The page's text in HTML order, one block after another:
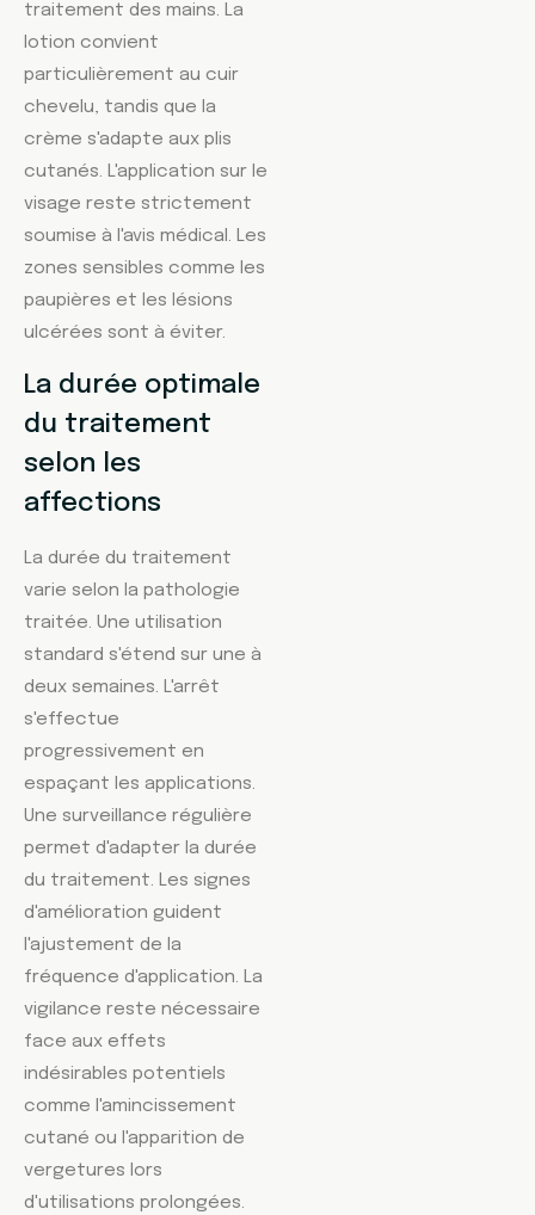
traitement des mains. La
lotion convient
particulièrement au cuir
chevelu, tandis que la
crème s'adapte aux plis
cutanés. L'application sur le
visage reste strictement
soumise à l'avis médical. Les
zones sensibles comme les
paupières et les lésions
ulcérées sont à éviter.
La durée optimale
du traitement
selon les
affections
La durée du traitement
varie selon la pathologie
traitée. Une utilisation
standard s'étend sur une à
deux semaines. L'arrêt
s'effectue
progressivement en
espaçant les applications.
Une surveillance régulière
permet d'adapter la durée
du traitement. Les signes
d'amélioration guident
l'ajustement de la
fréquence d'application. La
vigilance reste nécessaire
face aux effets
indésirables potentiels
comme l'amincissement
cutané ou l'apparition de
vergetures lors
d'utilisations prolongées.